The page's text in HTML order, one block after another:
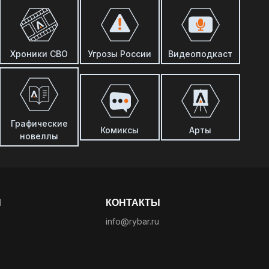
Хроники СВО Угрозы России Видеоподкаст
Графические
новеллы
Комиксы Арты
КОНТАКТЫ
info@rybar.ru